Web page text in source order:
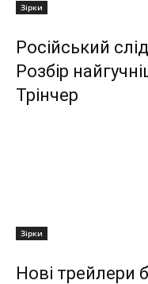
Зірки
Російський
Розбір
Трінчер
Зірки
Нові трейлери